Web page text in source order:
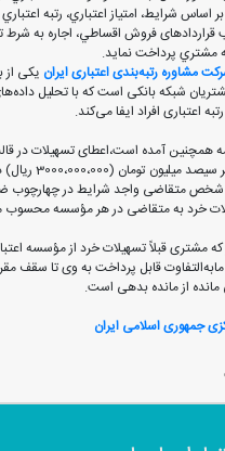
اساس شرايط، امتياز اعتباري، رتبه
فروش اقساطي، اجاره به شرط
مشتري پرداخت نمايد.
مشاوره رتبه‌بندی اعتباری ایران یکی از
شبکه بانکی است که با تحلیل
اعتباری افراد ایفا می‌کند.
همچنین آمده است،اعطای تسهیلات در
تا سقف
شخص متقاضی واجد شرایط در چهارچوب
خرد به متقاضی در هر مؤسسه
که مشتری قبلاً تسهیلات خرد از مؤسسه
قابل پرداخت به وی تا سقف
از مانده بدهی است.
جمهوری اسلامی ایران